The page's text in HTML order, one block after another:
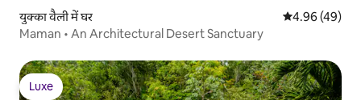
युक्का वैली में घर औसत रेटिंग 5 में
4.96 (49)
Maman • An Architectural Desert Sanctuary
Luxe
Luxe